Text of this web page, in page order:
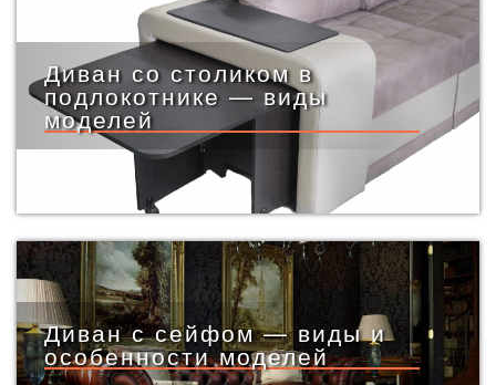
Диван со столиком в
подлокотнике — виды
моделей
Диван с сейфом — виды и
особенности моделей